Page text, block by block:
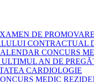
DE
CONTRACTUAL
CONCURS
AN DE
CARDIOLOGIE
MEDIC